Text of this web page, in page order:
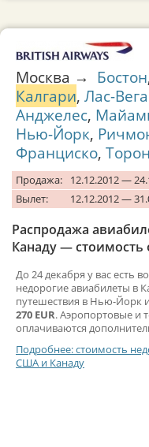
Москва → Бостон
Калгари, Лас-
Анджелес,
Нью-Йорк,
Франциско,
Продажа:
12.12.2012 —
Вылет:
12.12.2012 —
Распродажа
Канаду — стоимость
До 24 декабря у вас есть
недорогие авиабилеты в
путешествия в Нью-Йорк
270 EUR. Аэропортовые и
оплачиваются
Подробнее: стоимость
США и Канаду